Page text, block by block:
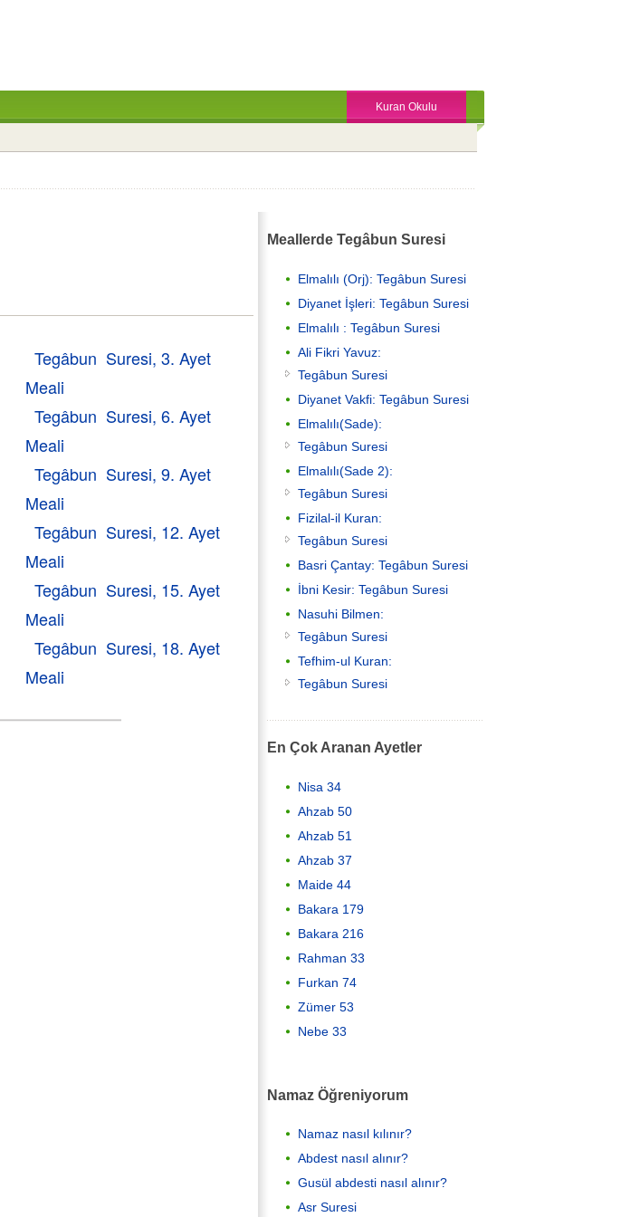
Kuran Okulu
Tegâbun Suresi, 3. Ayet
Meali
Tegâbun Suresi, 6. Ayet
Meali
Tegâbun Suresi, 9. Ayet
Meali
Tegâbun Suresi, 12. Ayet
Meali
Tegâbun Suresi, 15. Ayet
Meali
Tegâbun Suresi, 18. Ayet
Meali
Meallerde Tegâbun Suresi
Elmalılı (Orj): Tegâbun Suresi
Diyanet İşleri: Tegâbun Suresi
Elmalılı : Tegâbun Suresi
Ali Fikri Yavuz:
Tegâbun Suresi
Diyanet Vakfi: Tegâbun Suresi
Elmalılı(Sade):
Tegâbun Suresi
Elmalılı(Sade 2):
Tegâbun Suresi
Fizilal-il Kuran:
Tegâbun Suresi
Basri Çantay: Tegâbun Suresi
İbni Kesir: Tegâbun Suresi
Nasuhi Bilmen:
Tegâbun Suresi
Tefhim-ul Kuran:
Tegâbun Suresi
En Çok Aranan Ayetler
Nisa 34
Ahzab 50
Ahzab 51
Ahzab 37
Maide 44
Bakara 179
Bakara 216
Rahman 33
Furkan 74
Zümer 53
Nebe 33
Namaz Öğreniyorum
Namaz nasıl kılınır?
Abdest nasıl alınır?
Gusül abdesti nasıl alınır?
Asr Suresi